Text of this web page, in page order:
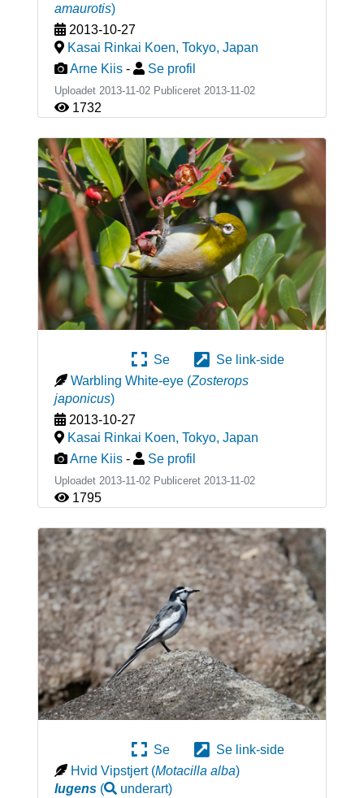
amaurotis)
2013-10-27
Kasai Rinkai Koen, Tokyo, Japan
Arne Kiis - Se profil
Uploadet 2013-11-02 Publiceret 2013-11-02
1732
Se
Se link-side
Warbling White-eye (Zosterops
japonicus)
2013-10-27
Kasai Rinkai Koen, Tokyo, Japan
Arne Kiis - Se profil
Uploadet 2013-11-02 Publiceret 2013-11-02
1795
Se
Se link-side
Hvid Vipstjert (Motacilla alba)
lugens( underart)